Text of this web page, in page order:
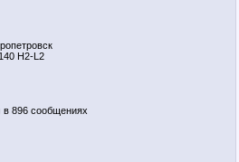
H2-L2
в 896 сообщениях